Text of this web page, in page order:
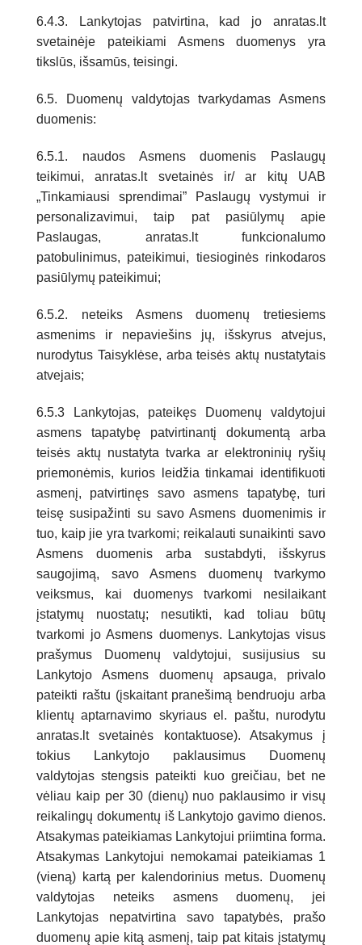
6.4.3. Lankytojas patvirtina, kad jo anratas.lt
svetainėje pateikiami Asmens duomenys yra
tikslūs, išsamūs, teisingi.
6.5. Duomenų valdytojas tvarkydamas Asmens
duomenis:
6.5.1. naudos Asmens duomenis Paslaugų
teikimui, anratas.lt svetainės ir/ ar kitų UAB
„Tinkamiausi sprendimai” Paslaugų vystymui ir
personalizavimui, taip pat pasiūlymų apie
Paslaugas, anratas.lt funkcionalumo
patobulinimus, pateikimui, tiesioginės rinkodaros
pasiūlymų pateikimui;
6.5.2. neteiks Asmens duomenų tretiesiems
asmenims ir nepaviešins jų, išskyrus atvejus,
nurodytus Taisyklėse, arba teisės aktų nustatytais
atvejais;
6.5.3 Lankytojas, pateikęs Duomenų valdytojui
asmens tapatybę patvirtinantį dokumentą arba
teisės aktų nustatyta tvarka ar elektroninių ryšių
priemonėmis, kurios leidžia tinkamai identifikuoti
asmenį, patvirtinęs savo asmens tapatybę, turi
teisę susipažinti su savo Asmens duomenimis ir
tuo, kaip jie yra tvarkomi; reikalauti sunaikinti savo
Asmens duomenis arba sustabdyti, išskyrus
saugojimą, savo Asmens duomenų tvarkymo
veiksmus, kai duomenys tvarkomi nesilaikant
įstatymų nuostatų; nesutikti, kad toliau būtų
tvarkomi jo Asmens duomenys. Lankytojas visus
prašymus Duomenų valdytojui, susijusius su
Lankytojo Asmens duomenų apsauga, privalo
pateikti raštu (įskaitant pranešimą bendruoju arba
klientų aptarnavimo skyriaus el. paštu, nurodytu
anratas.lt svetainės kontaktuose). Atsakymus į
tokius Lankytojo paklausimus Duomenų
valdytojas stengsis pateikti kuo greičiau, bet ne
vėliau kaip per 30 (dienų) nuo paklausimo ir visų
reikalingų dokumentų iš Lankytojo gavimo dienos.
Atsakymas pateikiamas Lankytojui priimtina forma.
Atsakymas Lankytojui nemokamai pateikiamas 1
(vieną) kartą per kalendorinius metus. Duomenų
valdytojas neteiks asmens duomenų, jei
Lankytojas nepatvirtina savo tapatybės, prašo
duomenų apie kitą asmenį, taip pat kitais įstatymų